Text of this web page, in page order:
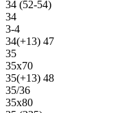
34 (52-54)
34
3-4
34(+13) 47
35
35х70
35(+13) 48
35/36
35х80